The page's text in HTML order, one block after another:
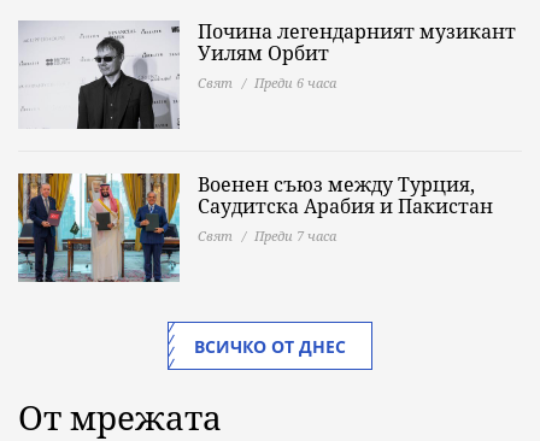
Почина легендарният музикант
Уилям Орбит
Свят Преди 6 часа
Военен съюз между Турция,
Саудитска Арабия и Пакистан
Свят Преди 7 часа
ВСИЧКО ОТ ДНЕС
От мрежата